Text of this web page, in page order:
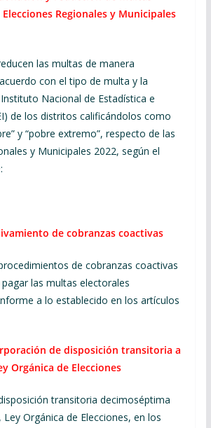
Regionales y Municipales
las multas de manera
con el tipo de multa y la
Nacional de Estadística e
de los distritos calificándolos como
y “pobre extremo”, respecto de las
y Municipales 2022, según el
de cobranzas coactivas
de cobranzas coactivas
las multas electorales
a lo establecido en los artículos
de disposición transitoria a
Orgánica de Elecciones
transitoria decimoséptima
Orgánica de Elecciones, en los